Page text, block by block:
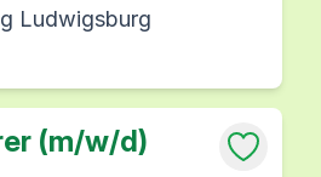
Ludwigsburg
(m/w/d)